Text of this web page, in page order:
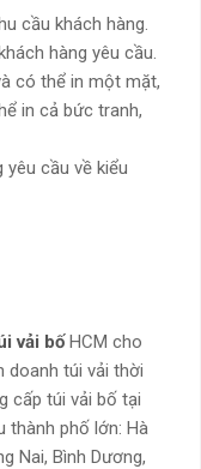
cầu khách hàng.
hàng yêu cầu.
có thể in một mặt,
in cả bức tranh,
yêu cầu về kiểu
vải bốHCM cho
doanh túi vải thời
cấp túi vải bố tại
thành phố lớn: Hà
Nai, Bình Dương,